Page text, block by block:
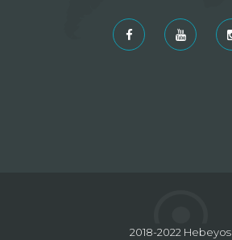
2018-2022 Hebeyos